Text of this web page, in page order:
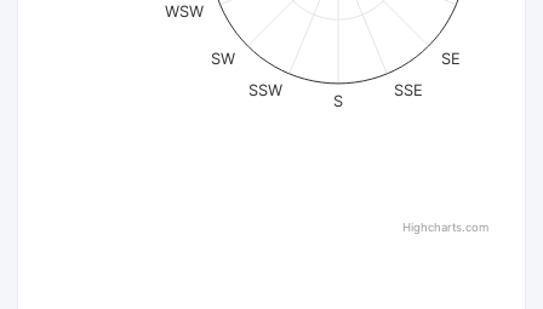
SE
SSE
S
SSW
SW
WSW
Highcharts.com